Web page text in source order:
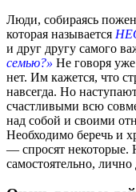
Люди, собираясь
которая называется
и друг другу самого
семью?» Не говоря
нет. Им кажется, что
навсегда. Но
счастливыми всю
над собой и своими
Необходимо беречь и
— спросят некоторые.
самостоятельно, лично